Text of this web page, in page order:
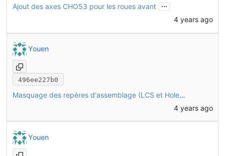
Ajout des axes CHO53 pour les roues avant ...
4 years ago
Youen
496ee227b0
Masquage des repères d'assemblage (LCS et HoleAxis) sur toutes les pièces
4 years ago
Youen